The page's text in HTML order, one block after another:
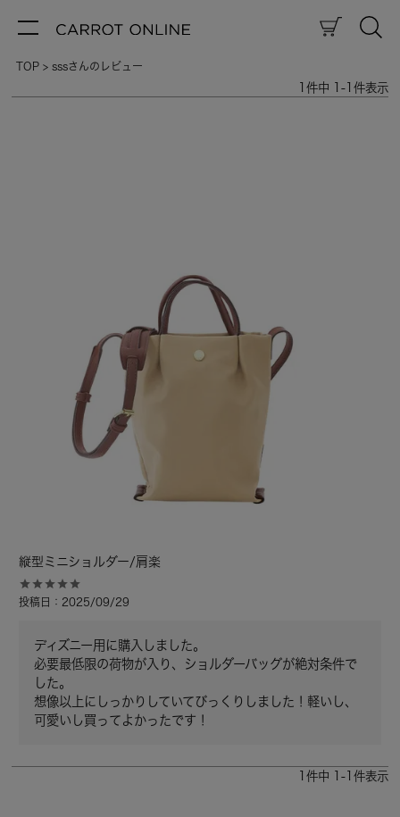
TOP sssさんのレビュー
件中 -1 件表示
縦型ミニショルダー/肩楽
投稿日 2025/09/29
ディズニー用に購入しました。
必要最低限の荷物が入り、ショルダーバッグが絶対条件で
した。
想像以上にしっかりしていてびっくりしました！軽いし、
可愛いし買ってよかったです！
件中 -1 件表示